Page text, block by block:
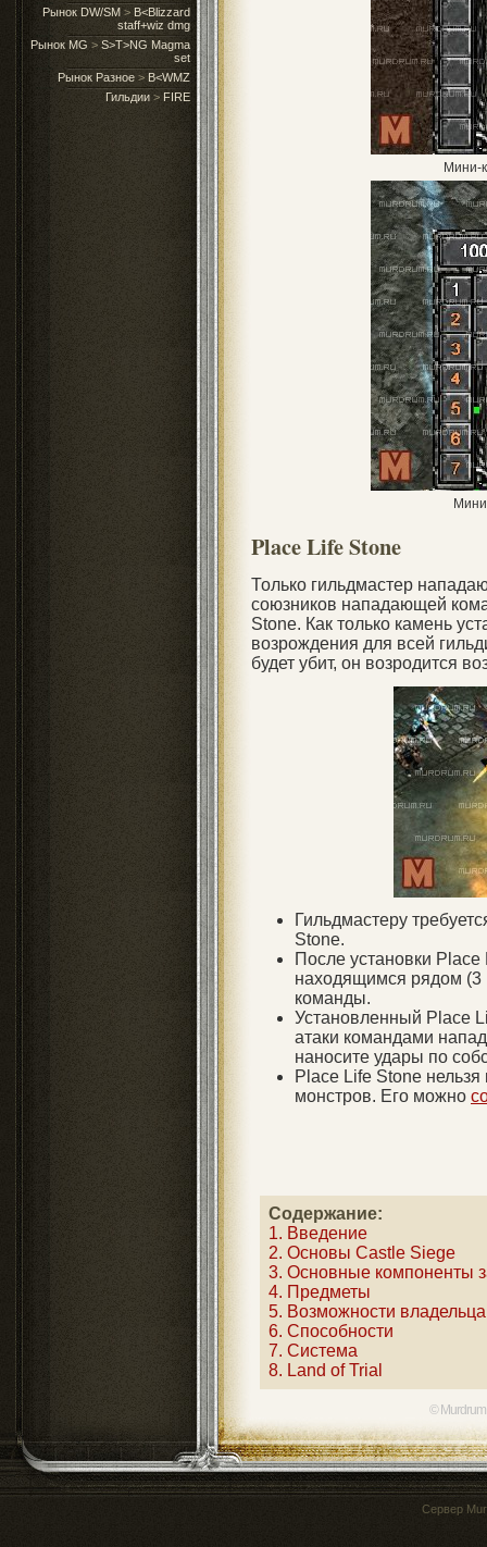
Рынок DW/SM > B<Blizzard
staff+wiz dmg
Рынок MG > S>T>NG Magma
set
Рынок Разное > B<WMZ
Гильдии > FIRE
Мини-
Place Life Stone
Только гильдмастер
союзников нападающей
Stone. Как только камень
возрождения для всей
будет убит, он возродится
Гильдмастеру
Stone.
После установки
находящимся рядом (3
команды.
Установленный Place
атаки командами
наносите удары по
Place Life Stone нельзя
монстров. Его можно
Содержание:
1. Введение
2. Основы Castle Siege
3. Основные компоненты
4. Предметы
5. Возможности
6. Способности
7. Система
8. Land of Trial
©
Сервер